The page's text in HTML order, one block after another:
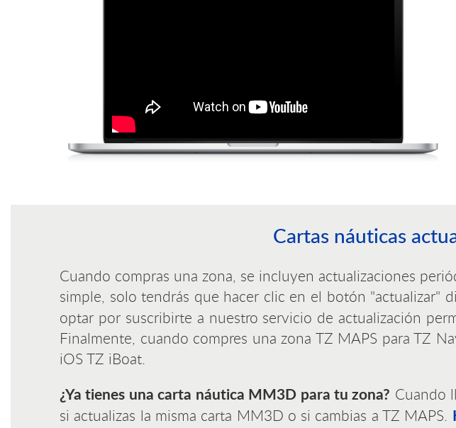
Cartas náuticas
Cuando compras una zona, se incluyen actualizaciones
simple, solo tendrás que hacer clic en el botón "actualizar"
optar por suscribirte a nuestro servicio de actualización
Finalmente, cuando compres una zona TZ MAPS para TZ
iOS TZ iBoat.
¿Ya tienes una carta náutica MM3D para tu zona? Cuando
si actualizas la misma carta MM3D o si cambias a TZ MAPS.